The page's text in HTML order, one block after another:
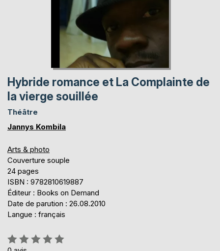
Hybride romance et La Complainte de
la vierge souillée
Théâtre
Jannys Kombila
Arts & photo
Couverture souple
24 pages
ISBN : 9782810619887
Éditeur : Books on Demand
Date de parution : 26.08.2010
Langue : français
Évaluation: